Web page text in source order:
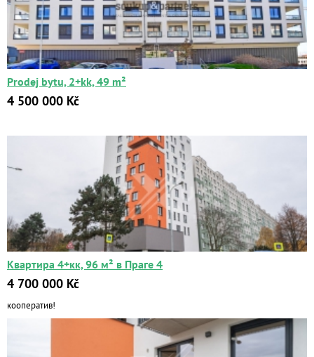
Prodej bytu, 2+kk, 49 m²
4 500 000 Kč
Квартира 4+кк, 96 м² в Праге 4
4 700 000 Kč
кооператив!